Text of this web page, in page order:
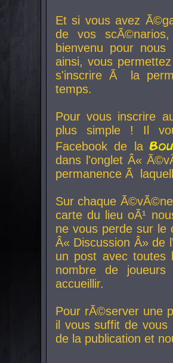
Et si vous avez
de vos
bienvenu pour
ainsi, vous
s'inscrire Ã la
temps.
Pour vous inscrire
plus simple ! Il
Facebook de la
dans l'onglet Â«
permanence Ã
Sur chaque
carte du lieu oÃ¹
ne vous perde sur le
Â« Discussion Â» de
un post avec toutes
nombre de
accueillir.
Pour rÃ©server une
il vous suffit de vous
de la publication et